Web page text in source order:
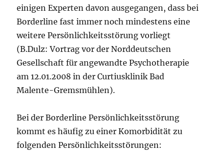
einigen Experten davon ausgegangen, dass bei
Borderline fast immer noch mindestens eine
weitere Persönlichkeitsstörung vorliegt
(B.Dulz: Vortrag vor der Norddeutschen
Gesellschaft für angewandte Psychotherapie
am 12.01.2008 in der Curtiusklinik Bad
Malente-Gremsmühlen).
Bei der Borderline Persönlichkeitsstörung
kommt es häufig zu einer Komorbidität zu
folgenden Persönlichkeitsstörungen: